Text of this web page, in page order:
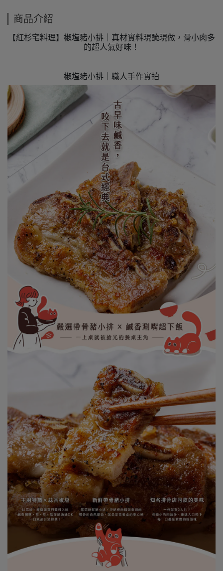
商品介紹
【紅杉宅料理】椒塩豬小排｜真材實料現醃現做，骨小肉多
的超人氣好味！
椒塩豬小排｜職人手作實拍